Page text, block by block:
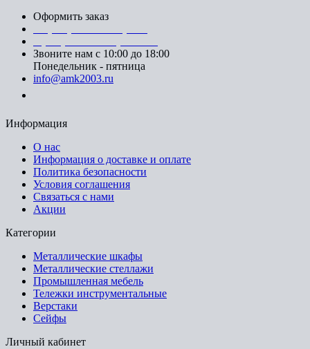
Оформить заказ
Звоните нам с 10:00 до 18:00
Понедельник - пятница
info@amk2003.ru
Информация
О нас
Информация о доставке и оплате
Политика безопасности
Условия соглашения
Связаться с нами
Акции
Категории
Металлические шкафы
Металлические стеллажи
Промышленная мебель
Тележки инструментальные
Верстаки
Сейфы
Личный кабинет